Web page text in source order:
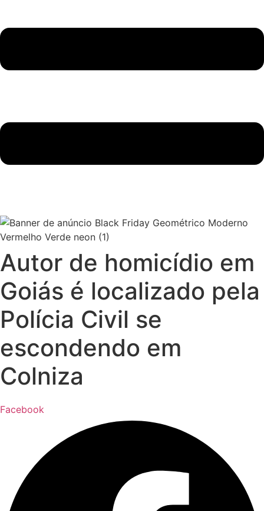
Autor de homicídio em
Goiás é localizado pela
Polícia Civil se
escondendo em
Colniza
Facebook